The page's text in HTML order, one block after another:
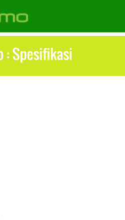
: Spesifikasi